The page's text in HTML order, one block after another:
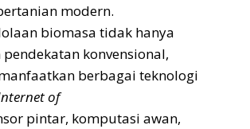
modern.
biomasa tidak hanya
konvensional,
berbagai teknologi
of
pintar, komputasi awan,